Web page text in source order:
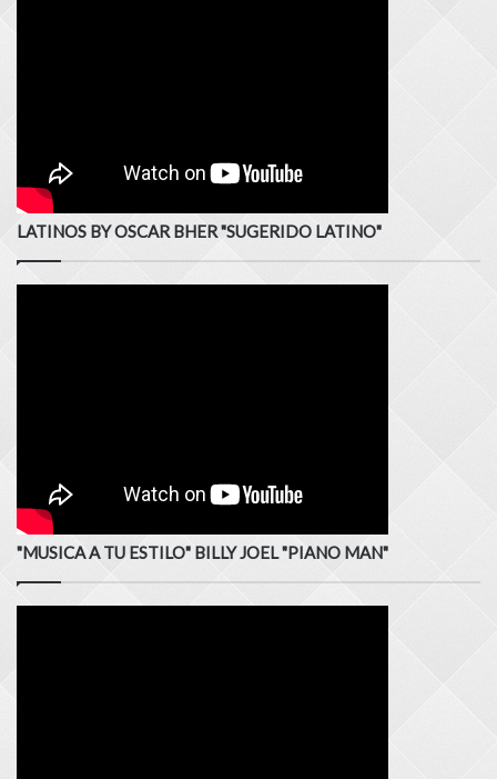
LATINOS BY OSCAR BHER "SUGERIDO LATINO"
"MUSICA A TU ESTILO" BILLY JOEL "PIANO MAN"